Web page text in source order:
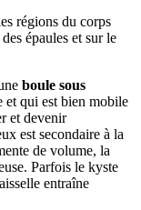
régions du corps
épaules et sur le
boule sous
et qui est bien mobile
et devenir
est secondaire à la
de volume, la
Parfois le kyste
entraîne